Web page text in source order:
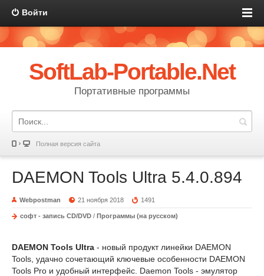
Войти
SoftLab-Portable.Net
Портативные программы
Полная версия сайта
DAEMON Tools Ultra 5.4.0.894
Webpostman 21 ноября 2018 1491
софт - запись CD/DVD / Программы (на русском)
DAEMON Tools Ultra - новый продукт линейки DAEMON
Tools, удачно сочетающий ключевые особенности DAEMON
Tools Pro и удобный интерфейс. Daemon Tools - эмулятор